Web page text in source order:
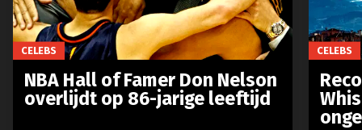
CELEBS
NBA Hall of Famer Don Nelson
overlijdt op 86-jarige leeftijd
CELEBS